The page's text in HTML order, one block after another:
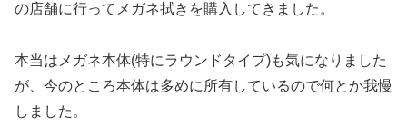
の店舗に行ってメガネ拭きを購入してきました。
本当はメガネ本体(特にラウンドタイプ)も気になりました
が、今のところ本体は多めに所有しているので何とか我慢
しました。